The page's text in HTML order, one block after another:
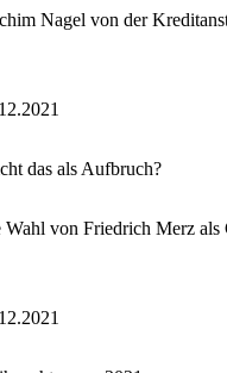
Nagel von der
das als Aufbruch?
Wahl von Friedrich Merz